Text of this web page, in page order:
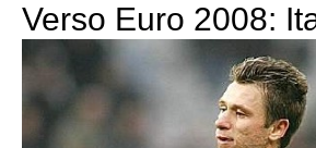
Verso Euro 2008: